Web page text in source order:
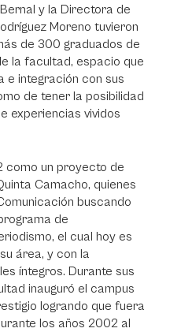
y la Directora de
Moreno tuvieron
de 300 graduados de
la facultad, espacio que
e integración con sus
de tener la posibilidad
experiencias vividos
como un proyecto de
Camacho, quienes
buscando
de
el cual hoy es
área, y con la
íntegros. Durante sus
inauguró el campus
logrando que fuera
los años 2002 al